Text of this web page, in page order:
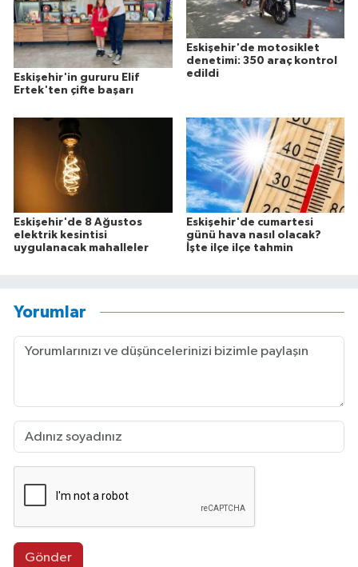
Eskişehir'in gururu Elif
Ertek'ten çifte başarı
Eskişehir'de motosiklet
denetimi: 350 araç kontrol
edildi
Eskişehir'de 8 Ağustos
elektrik kesintisi
uygulanacak mahalleler
Eskişehir'de cumartesi
günü hava nasıl olacak?
İşte ilçe ilçe tahmin
Yorumlar
Gönder